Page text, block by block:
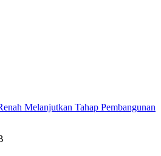
Melanjutkan Tahap Pembangunan